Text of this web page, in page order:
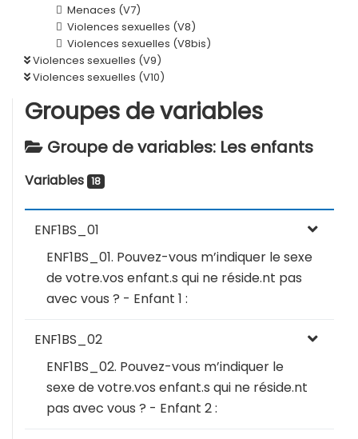
Menaces (V7)
Violences sexuelles (V8)
Violences sexuelles (V8bis)
Violences sexuelles (V9)
Violences sexuelles (V10)
Groupes de variables
Groupe de variables: Les enfants
Variables 18
ENF1BS_01
ENF1BS_01. Pouvez-vous m’indiquer le sexe
de votre.vos enfant.s qui ne réside.nt pas
avec vous ? - Enfant 1 :
ENF1BS_02
ENF1BS_02. Pouvez-vous m’indiquer le
sexe de votre.vos enfant.s qui ne réside.nt
pas avec vous ? - Enfant 2 :